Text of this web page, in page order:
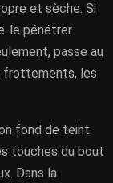
et sèche. Si
le pénétrer
passe au
frottements, les
fond de teint
touches du bout
Dans la